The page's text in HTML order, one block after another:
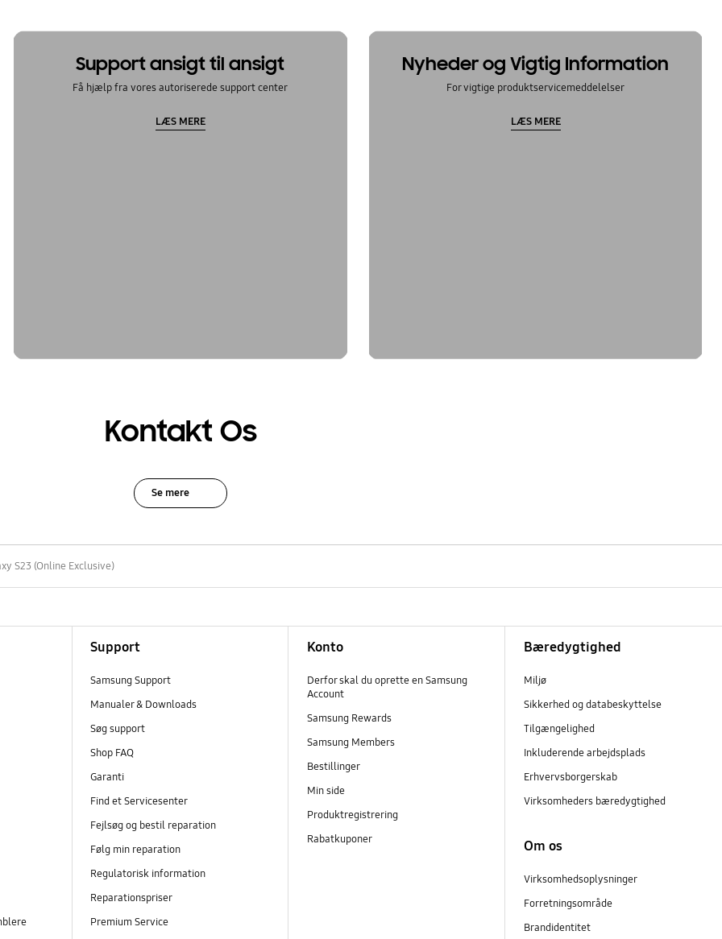
Support ansigt til ansigt
Få hjælp fra vores autoriserede support center
LÆS MERE
Nyheder og Vigtig Information
For vigtige produktservicemeddelelser
LÆS MERE
Kontakt Os
Se mere
S23 (Online Exclusive)
Support
Samsung Support
Manualer & Downloads
Søg support
Shop FAQ
Garanti
Find et Servicesenter
Fejlsøg og bestil reparation
Følg min reparation
Regulatorisk information
Reparationspriser
Premium Service
Konto
Derfor skal du oprette en Samsung
Account
Samsung Rewards
Samsung Members
Bestillinger
Min side
Produktregistrering
Rabatkuponer
Bæredygtighed
Miljø
Sikkerhed og databeskyttelse
Tilgængelighed
Inkluderende arbejdsplads
Erhvervsborgerskab
Virksomheders bæredygtighed
Om os
Virksomhedsoplysninger
Forretningsområde
Brandidentitet